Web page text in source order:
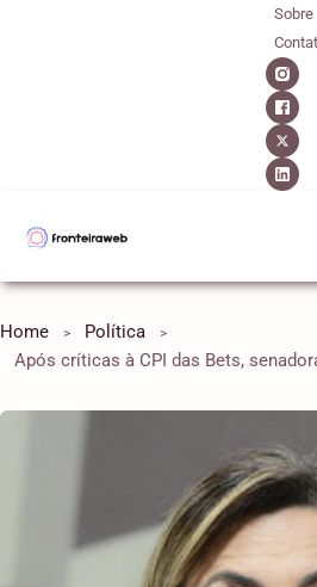
Sobre
Home
Política